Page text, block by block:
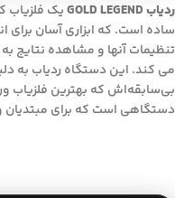
ردیاب GOLD LEGEND
یک فلزیاب
ساده است. که ابزاری آسان
تنظیمات آنها و مشاهده نتایج
می کند. این دستگاه ردیاب به
بی‌سابقه‌اش که بهترین فلزیاب
دستگاهی است که برای